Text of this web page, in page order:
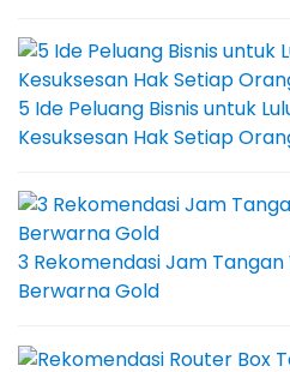
5 Ide Peluang Bisnis untuk
Kesuksesan Hak Setiap
3 Rekomendasi Jam
Berwarna Gold